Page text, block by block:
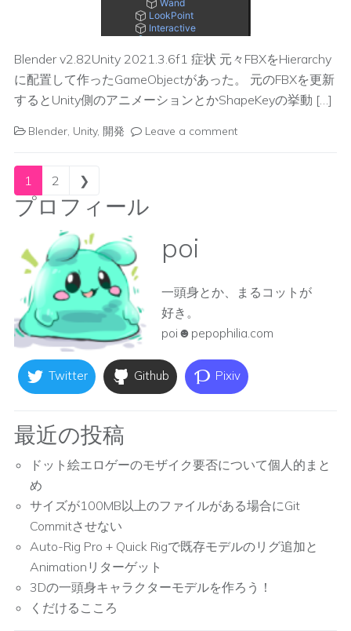
Blender v2.82Unity 2021.3.6f1 症状 元々FBXをHierarchy
に配置して作ったGameObjectがあった。 元のFBXを更新
するとUnity側のアニメーションとかShapeKeyの挙動 […]
Blender, Unity, 開発 Leave a comment
Posts navigation
1 2 ❯
プロフィール
poi
一頭身とか、まるコットが
好き。
poi☻pepophilia.com
Twitter Github Pixiv
最近の投稿
ドット絵エロゲーのモザイク要否について個人的まと
め
サイズが100MB以上のファイルがある場合にGit
Commitさせない
Auto-Rig Pro + Quick Rigで既存モデルのリグ追加と
Animationリターゲット
3Dの一頭身キャラクターモデルを作ろう！
くだけるこころ